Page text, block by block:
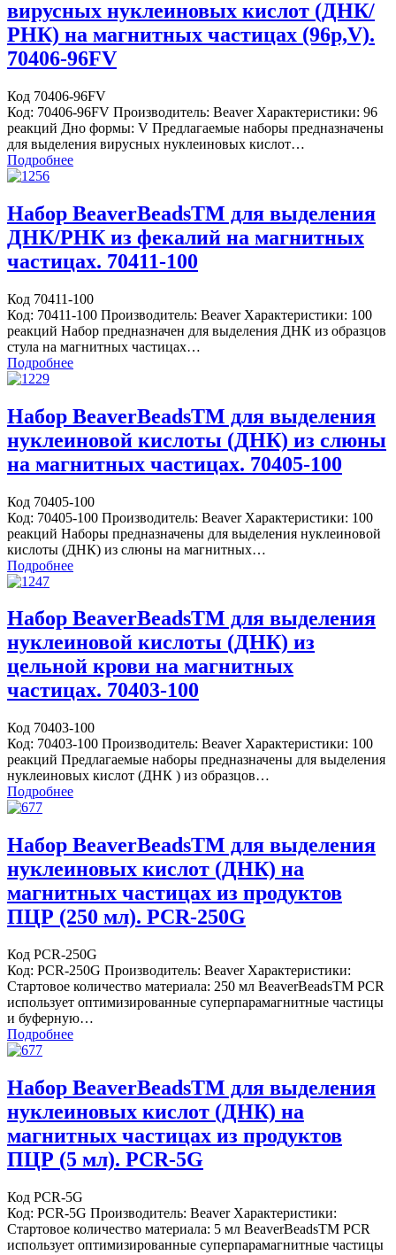
вирусных нуклеиновых кислот (ДНК/
РНК) на магнитных частицах (96р,V).
70406-96FV
Код 70406-96FV
Код: 70406-96FV Производитель: Beaver Характеристики: 96
реакций Дно формы: V Предлагаемые наборы предназначены
для выделения вирусных нуклеиновых кислот…
Подробнее
Набор BeaverBeadsTM для выделения
ДНК/РНК из фекалий на магнитных
частицах. 70411-100
Код 70411-100
Код: 70411-100 Производитель: Beaver Характеристики: 100
реакций Набор предназначен для выделения ДНК из образцов
стула на магнитных частицах…
Подробнее
Набор BeaverBeadsTM для выделения
нуклеиновой кислоты (ДНК) из слюны
на магнитных частицах. 70405-100
Код 70405-100
Код: 70405-100 Производитель: Beaver Характеристики: 100
реакций Наборы предназначены для выделения нуклеиновой
кислоты (ДНК) из слюны на магнитных…
Подробнее
Набор BeaverBeadsTM для выделения
нуклеиновой кислоты (ДНК) из
цельной крови на магнитных
частицах. 70403-100
Код 70403-100
Код: 70403-100 Производитель: Beaver Характеристики: 100
реакций Предлагаемые наборы предназначены для выделения
нуклеиновых кислот (ДНК ) из образцов…
Подробнее
Набор BeaverBeadsTM для выделения
нуклеиновых кислот (ДНК) на
магнитных частицах из продуктов
ПЦР (250 мл). PCR-250G
Код PCR-250G
Код: PCR-250G Производитель: Beaver Характеристики:
Стартовое количество материала: 250 мл BeaverBeadsTM PCR
использует оптимизированные суперпарамагнитные частицы
и буферную…
Подробнее
Набор BeaverBeadsTM для выделения
нуклеиновых кислот (ДНК) на
магнитных частицах из продуктов
ПЦР (5 мл). PCR-5G
Код PCR-5G
Код: PCR-5G Производитель: Beaver Характеристики:
Стартовое количество материала: 5 мл BeaverBeadsTM PCR
использует оптимизированные суперпарамагнитные частицы